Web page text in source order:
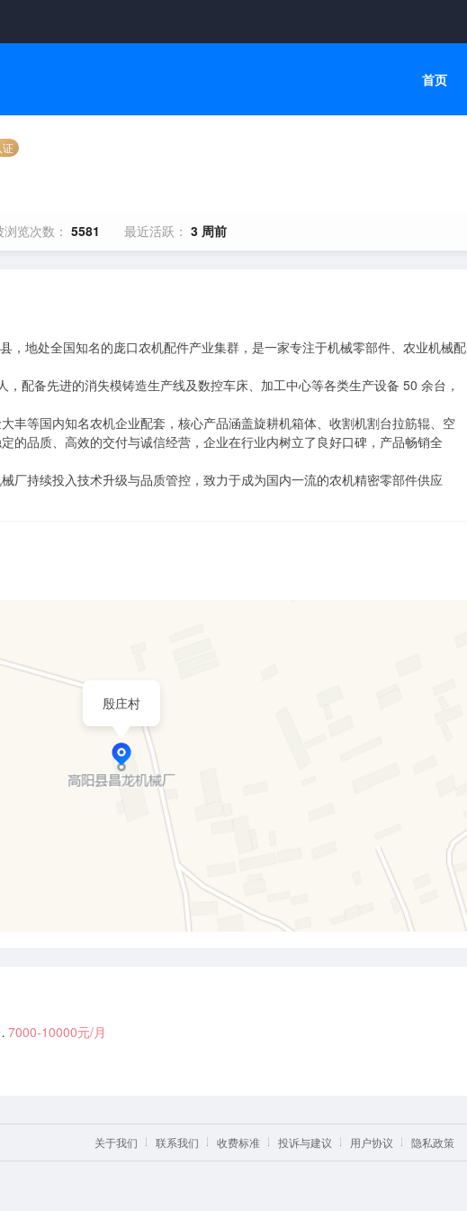
首页
证
浏览次数： 5581 最近活跃： 3 周前
，地处全国知名的庞口农机配件产业集群，是一家专注于机械零部件、农业机械配
配备先进的消失模铸造生产线及数控车床、加工中心等各类生产设备 50 余台，
丰等国内知名农机企业配套，核心产品涵盖旋耕机箱体、收割机割台拉筋辊、空
的品质、高效的交付与诚信经营，企业在行业内树立了良好口碑，产品畅销全
厂持续投入技术升级与品质管控，致力于成为国内一流的农机精密零部件供应
殷庄村
10000 7000-10000元/月
关于我们 联系我们 收费标准 投诉与建议 用户协议 隐私政策